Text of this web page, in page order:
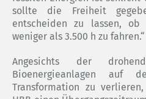
sollte die Freiheit
entscheiden zu lassen,
weniger als 3.500 h zu
Angesichts der
Bioenergieanlagen auf
Transformation zu